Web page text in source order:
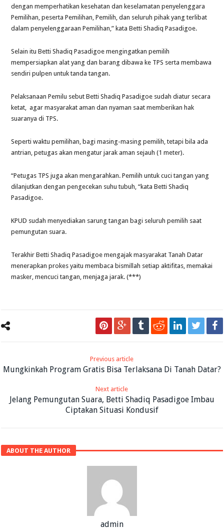
dengan memperhatikan kesehatan dan keselamatan penyelenggara
Pemilihan, peserta Pemilihan, Pemilih, dan seluruh pihak yang terlibat
dalam penyelenggaraan Pemilihan,” kata Betti Shadiq Pasadigoe.
Selain itu Betti Shadiq Pasadigoe mengingatkan pemilih
mempersiapkan alat yang dan barang dibawa ke TPS serta membawa
sendiri pulpen untuk tanda tangan.
Pelaksanaan Pemilu sebut Betti Shadiq Pasadigoe sudah diatur secara
ketat, agar masyarakat aman dan nyaman saat memberikan hak
suaranya di TPS.
Seperti waktu pemilihan, bagi masing-masing pemilih, tetapi bila ada
antrian, petugas akan mengatur jarak aman sejauh (1 meter).
“Petugas TPS juga akan mengarahkan. Pemilih untuk cuci tangan yang
dilanjutkan dengan pengecekan suhu tubuh, “kata Betti Shadiq
Pasadigoe.
KPUD sudah menyediakan sarung tangan bagi seluruh pemilih saat
pemungutan suara.
Terakhir Betti Shadiq Pasadigoe mengajak masyarakat Tanah Datar
menerapkan prokes yaitu membaca bismillah setiap aktifitas, memakai
masker, mencuci tangan, menjaga jarak. (***)
Previous article
Mungkinkah Program Gratis Bisa Terlaksana Di Tanah Datar?
Next article
Jelang Pemungutan Suara, Betti Shadiq Pasadigoe Imbau
Ciptakan Situasi Kondusif
ABOUT THE AUTHOR
admin